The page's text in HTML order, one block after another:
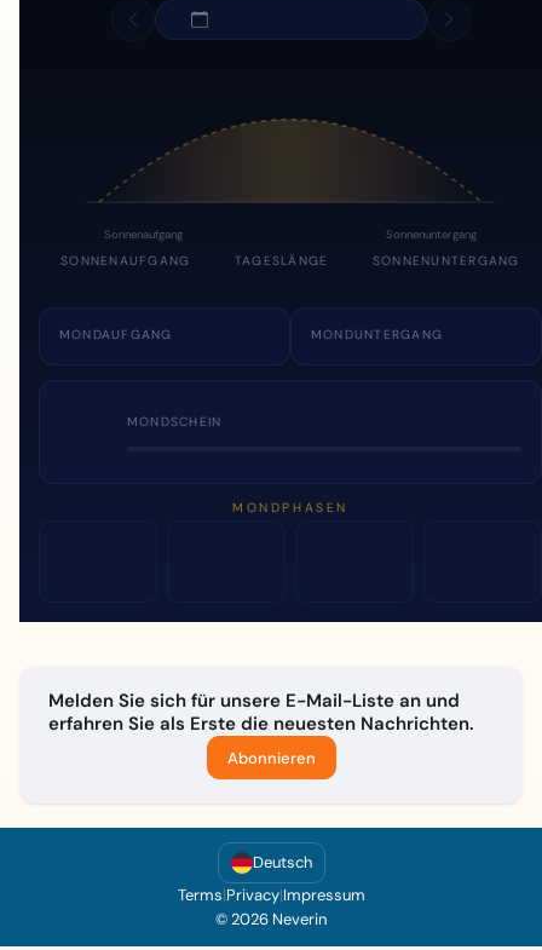
Sonnenaufgang Sonnenuntergang
SONNENAUFGANG TAGESLÄNGE SONNENUNTERGANG
MONDAUFGANG MONDUNTERGANG
MONDSCHEIN
MONDPHASEN
Melden Sie sich für unsere E-Mail-Liste an und
erfahren Sie als Erste die neuesten Nachrichten.
Abonnieren
Deutsch
Terms|Privacy|Impressum
© 2026 Neverin